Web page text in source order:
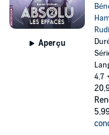
Aperçu
4,7